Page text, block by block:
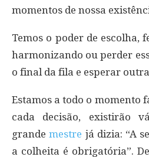
momentos de nossa
Temos o poder de escolha,
harmonizando ou perder
o final da fila e esperar
Estamos a todo o momento
cada decisão, existirão
grandemestre já dizia: “A
a colheita é obrigatória”.